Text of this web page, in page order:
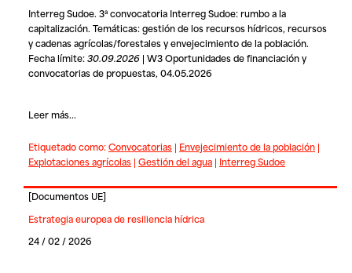
Interreg Sudoe. 3ª convocatoria Interreg Sudoe: rumbo a la
capitalización. Temáticas: gestión de los recursos hídricos, recursos
y cadenas agrícolas/forestales y envejecimiento de la población.
Fecha límite:30.09.2026| W3 Oportunidades de financiación y
convocatorias de propuestas, 04.05.2026
Leer más...
Etiquetado como:Convocatorias| Envejecimiento de la población|
Explotaciones agrícolas| Gestión del agua| Interreg Sudoe
[Documentos UE]
Estrategia europea de resiliencia hídrica
24 / 02 / 2026